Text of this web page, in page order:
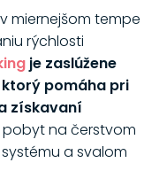
miernejšom tempe
rýchlosti
je zaslúžene
pomáha pri
získavaní
na čerstvom
a svalom